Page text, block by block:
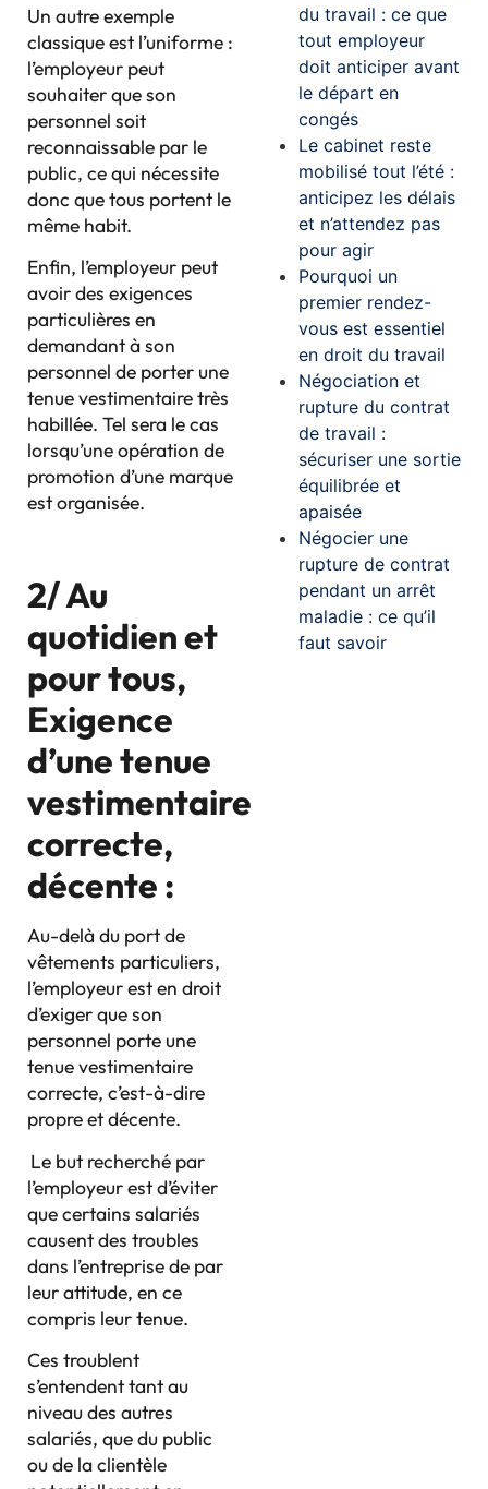
Un autre exemple
classique est l’uniforme :
l’employeur peut
souhaiter que son
personnel soit
reconnaissable par le
public, ce qui nécessite
donc que tous portent le
même habit.
Enfin, l’employeur peut
avoir des exigences
particulières en
demandant à son
personnel de porter une
tenue vestimentaire très
habillée. Tel sera le cas
lorsqu’une opération de
promotion d’une marque
est organisée.
2/ Au
quotidien et
pour tous,
Exigence
d’une tenue
vestimentaire
correcte,
décente :
Au-delà du port de
vêtements particuliers,
l’employeur est en droit
d’exiger que son
personnel porte une
tenue vestimentaire
correcte, c’est-à-dire
propre et décente.
Le but recherché par
l’employeur est d’éviter
que certains salariés
causent des troubles
dans l’entreprise de par
leur attitude, en ce
compris leur tenue.
Ces troublent
s’entendent tant au
niveau des autres
salariés, que du public
ou de la clientèle
du travail : ce que
tout employeur
doit anticiper avant
le départ en
congés
Le cabinet reste
mobilisé tout l’été :
anticipez les délais
et n’attendez pas
pour agir
Pourquoi un
premier rendez-
vous est essentiel
en droit du travail
Négociation et
rupture du contrat
de travail :
sécuriser une sortie
équilibrée et
apaisée
Négocier une
rupture de contrat
pendant un arrêt
maladie : ce qu’il
faut savoir